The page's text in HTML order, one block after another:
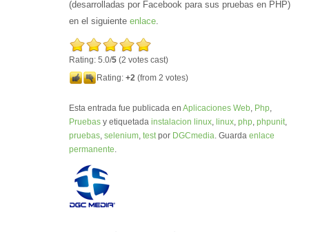
(desarrolladas por Facebook para sus pruebas en PHP)
en el siguiente enlace
Rating: 5.0/5 (2 votes cast)
Rating: +2 (from 2 votes)
Esta entrada fue publicada en Aplicaciones Web Php
Pruebas y etiquetada instalacion linux linux php phpunit
pruebas selenium test por DGCmedia . Guarda enlace
permanente